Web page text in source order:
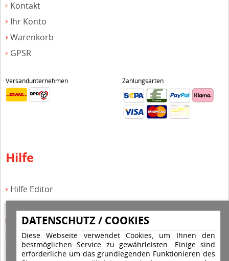
DATENSCHUTZ / COOKIES
Diese Webseite verwendet Cookies, um Ihnen den
bestmöglichen Service zu gewährleisten. Einige sind
erforderliche um das grundlegenden Funktionieren des
Kontakt
Ihr Konto
Warenkorb
GPSR
Versandunternehmen Zahlungsarten
Hilfe
Hilfe Editor
Hilfe-Rundstempel
Hilfe Rundstempel Holz
Hilfe Stempelkissen wechseln